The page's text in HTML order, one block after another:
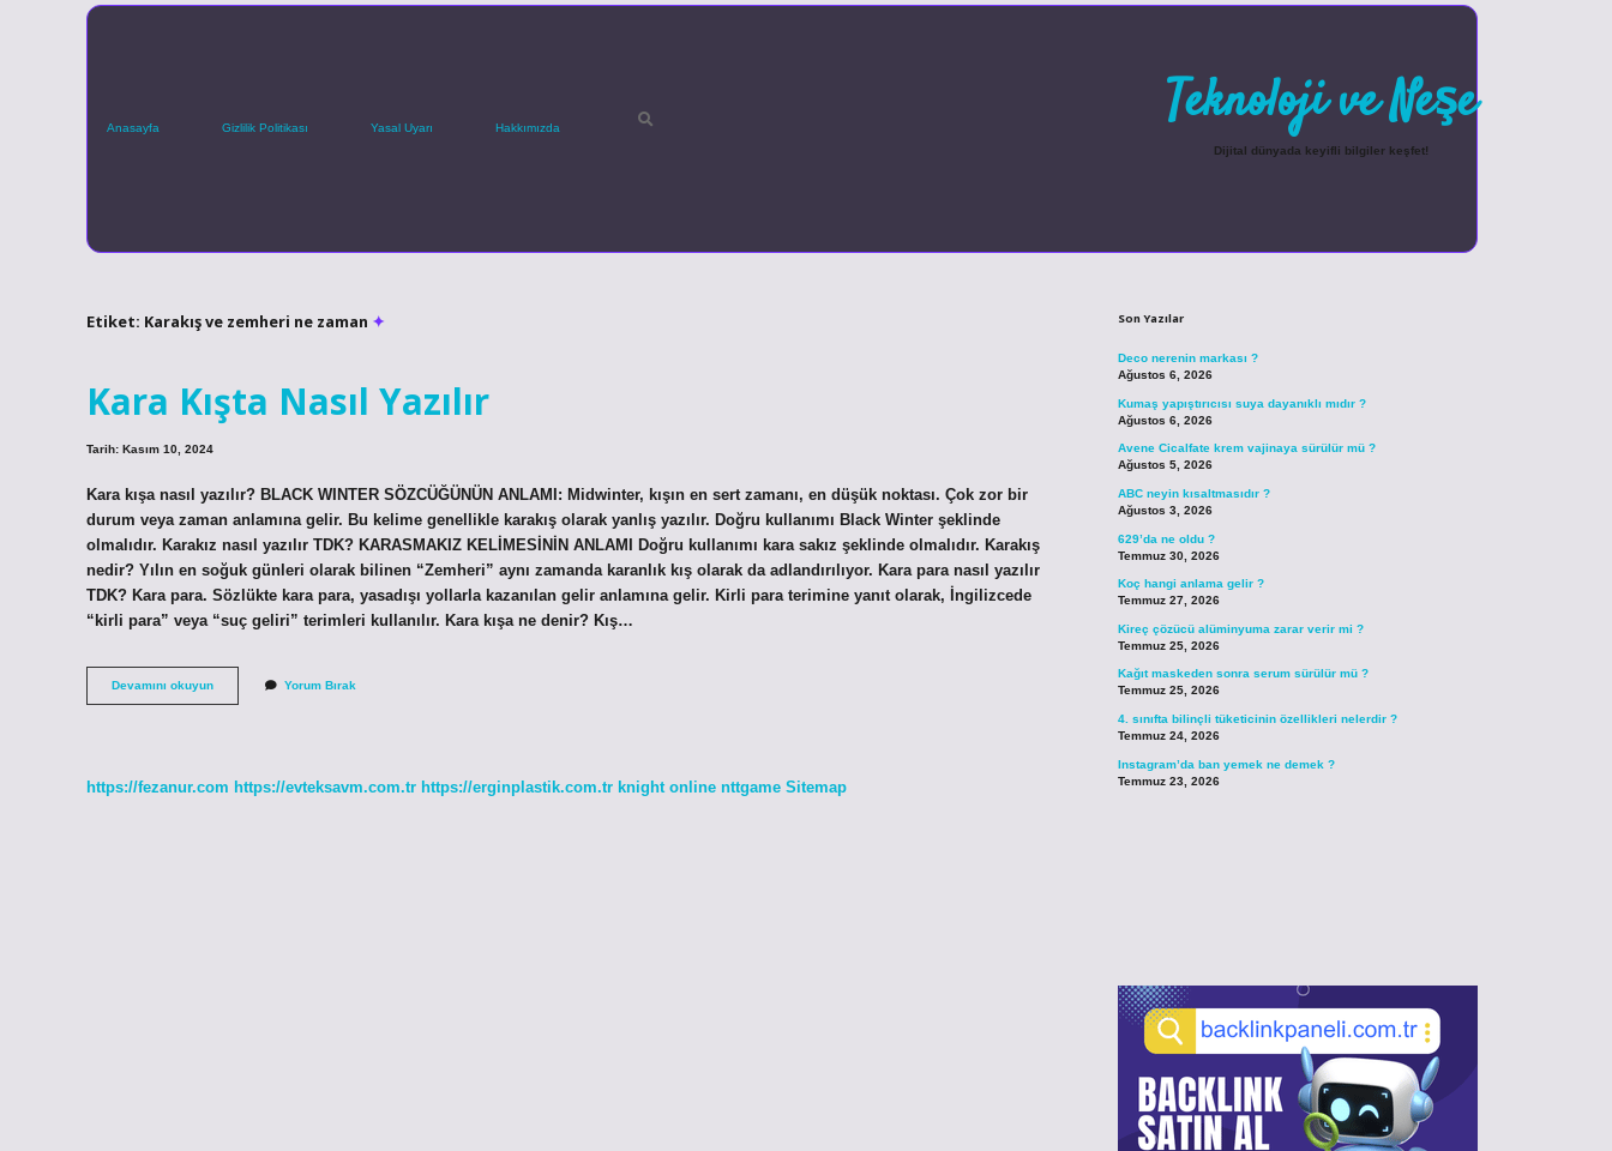
Anasayfa Gizlilik Politikası Yasal Uyarı Hakkımızda Teknoloji ve Neşe
Dijital dünyada keyifli bilgiler keşfet!
Etiket: Karakış ve zemheri ne zaman
Kara Kışta Nasıl Yazılır
Tarih: Kasım 10, 2024
Kara kışa nasıl yazılır? BLACK WINTER SÖZCÜĞÜNÜN ANLAMI: Midwinter, kışın en sert zamanı, en düşük noktası. Çok zor bir
durum veya zaman anlamına gelir. Bu kelime genellikle karakış olarak yanlış yazılır. Doğru kullanımı Black Winter şeklinde
olmalıdır. Karakız nasıl yazılır TDK? KARASMAKIZ KELİMESİNİN ANLAMI Doğru kullanımı kara sakız şeklinde olmalıdır. Karakış
nedir? Yılın en soğuk günleri olarak bilinen “Zemheri” aynı zamanda karanlık kış olarak da adlandırılıyor. Kara para nasıl yazılır
TDK? Kara para. Sözlükte kara para, yasadışı yollarla kazanılan gelir anlamına gelir. Kirli para terimine yanıt olarak, İngilizcede
“kirli para” veya “suç geliri” terimleri kullanılır. Kara kışa ne denir? Kış…
Devamını okuyunKara
Kışta
Yorum Bırak
https://fezanur.com https://evteksavm.com.tr https://erginplastik.com.tr knight online nttgame Sitemap
Son Yazılar
Deco nerenin markası ?
Ağustos 6, 2026
Kumaş yapıştırıcısı suya dayanıklı mıdır ?
Ağustos 6, 2026
Avene Cicalfate krem vajinaya sürülür mü ?
Ağustos 5, 2026
ABC neyin kısaltmasıdır ?
Ağustos 3, 2026
629’da ne oldu ?
Temmuz 30, 2026
Koç hangi anlama gelir ?
Temmuz 27, 2026
Kireç çözücü alüminyuma zarar verir mi ?
Temmuz 25, 2026
Kağıt maskeden sonra serum sürülür mü ?
Temmuz 25, 2026
4. sınıfta bilinçli tüketicinin özellikleri nelerdir ?
Temmuz 24, 2026
Instagram’da ban yemek ne demek ?
Temmuz 23, 2026